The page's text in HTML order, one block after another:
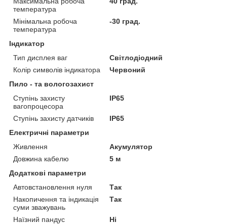
температура
Мінімальна робоча
температура
-30 град.
Індикатор
Тип дисплея ваг
Світлодіодний
Колір символів індикатора
Червоний
Пило - та вологозахист
Ступінь захисту
вагопроцесора
IP65
Ступінь захисту датчиків
IP65
Електричні параметри
Живлення
Акумулятор
Довжина кабелю
5 м
Додаткові параметри
Автовстановлення нуля
Так
Накопичення та індикація
суми зважувань
Так
Наїзний пандус
Ні